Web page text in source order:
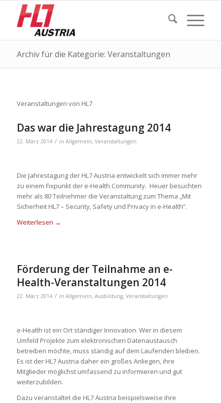
Archiv für die Kategorie: Veranstaltungen
Veranstaltungen von HL7
Das war die Jahrestagung 2014
22. März 2014 / in Allgemein, Veranstaltungen
Die Jahrestagung der HL7 Austria entwickelt sich immer mehr
zu einem Fixpunkt der e-Health Community. Heuer besuchten
mehr als 80 Teilnehmer die Veranstaltung zum Thema „Mit
Sicherheit HL7 – Security, Safety und Privacy in e-Health“.
Weiterlesen →
Förderung der Teilnahme an e-
Health-Veranstaltungen 2014
22. März 2014 / in Allgemein, Ausbildung, Veranstaltungen
e-Health ist ein Ort ständiger Innovation. Wer in diesem
Umfeld Projekte zum elektronischen Datenaustausch
betreiben möchte, muss ständig auf dem Laufenden bleiben.
Es ist der HL7 Austria daher ein großes Anliegen, ihre
Mitglieder möglichst umfassend zu informieren und gut
weiterzubilden.
Dazu veranstaltet die HL7 Austria beispielsweise ihre